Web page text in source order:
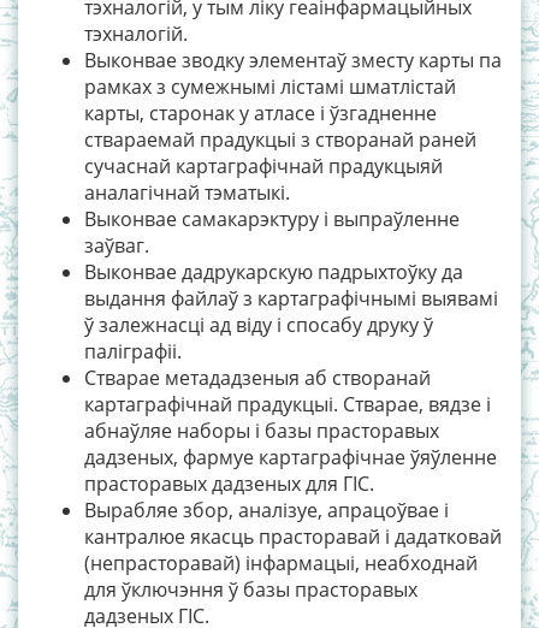
тэхналогій, у тым ліку геаінфармацыйных
тэхналогій.
Выконвае зводку элементаў зместу карты па
рамках з сумежнымі лістамі шматлістай
карты, старонак у атласе і ўзгадненне
ствараемай прадукцыі з створанай раней
сучаснай картаграфічнай прадукцыяй
аналагічнай тэматыкі.
Выконвае самакарэктуру і выпраўленне
заўваг.
Выконвае дадрукарскую падрыхтоўку да
выдання файлаў з картаграфічнымі выявамі
ў залежнасці ад віду і спосабу друку ў
паліграфіі.
Стварае метададзеныя аб створанай
картаграфічнай прадукцыі. Стварае, вядзе і
абнаўляе наборы і базы прасторавых
дадзеных, фармуе картаграфічнае ўяўленне
прасторавых дадзеных для ГІС.
Вырабляе збор, аналізуе, апрацоўвае і
кантралюе якасць прасторавай і дадатковай
(непрасторавай) інфармацыі, неабходнай
для ўключэння ў базы прасторавых
дадзеных ГІС.